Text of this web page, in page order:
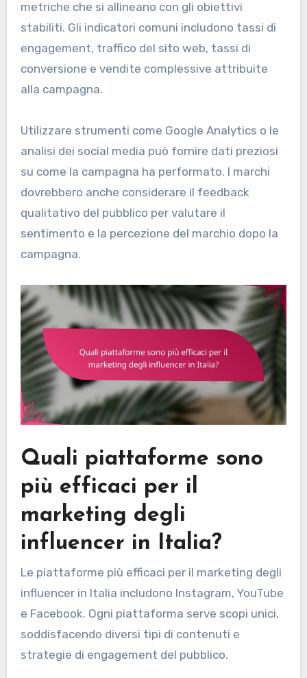
metriche che si allineano con gli obiettivi
stabiliti. Gli indicatori comuni includono tassi di
engagement, traffico del sito web, tassi di
conversione e vendite complessive attribuite
alla campagna.
Utilizzare strumenti come Google Analytics o le
analisi dei social media può fornire dati preziosi
su come la campagna ha performato. I marchi
dovrebbero anche considerare il feedback
qualitativo del pubblico per valutare il
sentimento e la percezione del marchio dopo la
campagna.
Quali piattaforme sono
più efficaci per il
marketing degli
influencer in Italia?
Le piattaforme più efficaci per il marketing degli
influencer in Italia includono Instagram, YouTube
e Facebook. Ogni piattaforma serve scopi unici,
soddisfacendo diversi tipi di contenuti e
strategie di engagement del pubblico.